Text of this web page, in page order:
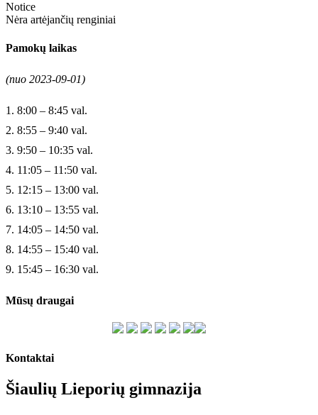
Notice
Nėra artėjančių renginiai
Pamokų laikas
(nuo 2023-09-01)
1. 8:00 – 8:45 val.
2. 8:55 – 9:40 val.
3. 9:50 – 10:35 val.
4. 11:05 – 11:50 val.
5. 12:15 – 13:00 val.
6. 13:10 – 13:55 val.
7. 14:05 – 14:50 val.
8. 14:55 – 15:40 val.
9. 15:45 – 16:30 val.
Mūsų draugai
Kontaktai
Šiaulių Lieporių gimnazija